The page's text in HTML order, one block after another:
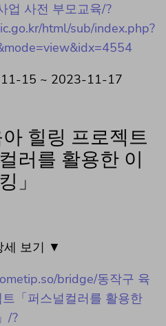
업 사전 부모교육/?
html/sub/index.php?
15 ~ 2023-11-17
힐링 프로젝트
러를 활용한 이
」
세 보기 ▼
bridge/동작구 육
「퍼스널컬러를 활용한
/?